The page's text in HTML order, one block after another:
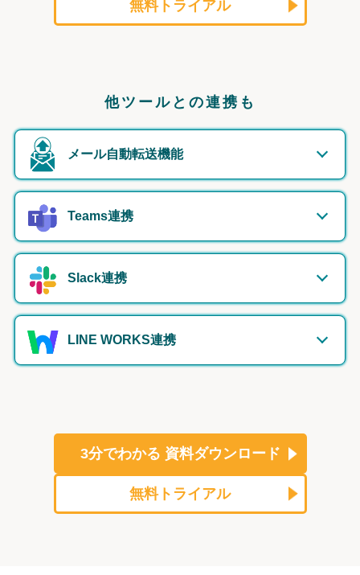
無料トライアル
他ツールとの連携も
メール自動転送機能
Teams連携
Slack連携
LINE WORKS連携
3分でわかる 資料ダウンロード
無料トライアル